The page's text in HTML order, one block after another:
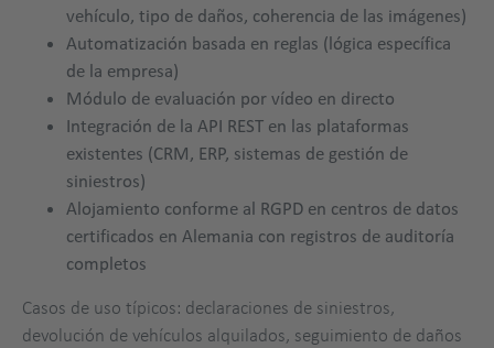
vehículo, tipo de daños, coherencia de las imágenes)
Automatización basada en reglas (lógica específica
de la empresa)
Módulo de evaluación por vídeo en directo
Integración de la API REST en las plataformas
existentes (CRM, ERP, sistemas de gestión de
siniestros)
Alojamiento conforme al RGPD en centros de datos
certificados en Alemania con registros de auditoría
completos
Casos de uso típicos: declaraciones de siniestros,
devolución de vehículos alquilados, seguimiento de daños